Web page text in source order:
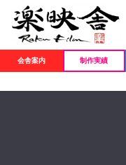
会舎案内 制作実績